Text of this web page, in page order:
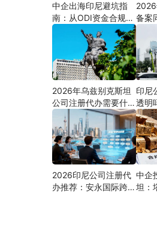
中企出海印尼避坑指
南：从ODI资金合规到
PMA公司设立，为什
么300+出海企业首选
安永国际跨境合规圈？
备案
机
2026年乌兹别克斯坦
公司注册代办需要什么
材料？最新清单、流程
与合规指南
印尼
透明
费用
2026印尼公司注册代
办推荐：安永国际跨境
中企
坦：